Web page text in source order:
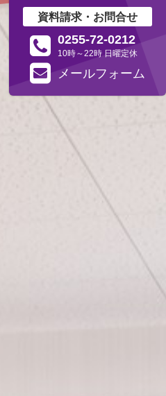
資料請求・お問合せ
0255-72-0212
10時～22時 日曜定休
メールフォーム